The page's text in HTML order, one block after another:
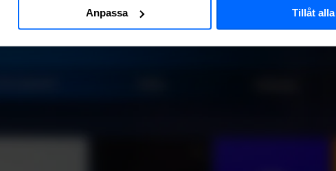
Anpassa Tillåt alla